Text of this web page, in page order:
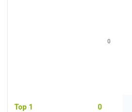
Top 1 0
0